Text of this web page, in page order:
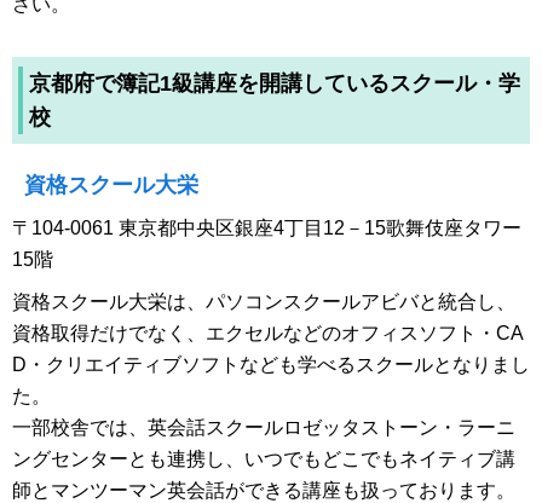
さい。
京都府で簿記1級講座を開講しているスクール・学
校
資格スクール大栄
〒104-0061 東京都中央区銀座4丁目12－15歌舞伎座タワー
15階
資格スクール大栄は、パソコンスクールアビバと統合し、
資格取得だけでなく、エクセルなどのオフィスソフト・CA
D・クリエイティブソフトなども学べるスクールとなりまし
た。
一部校舎では、英会話スクールロゼッタストーン・ラーニ
ングセンターとも連携し、いつでもどこでもネイティブ講
師とマンツーマン英会話ができる講座も扱っております。